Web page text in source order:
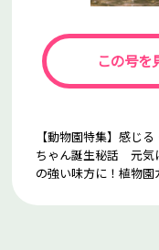
この号を
【動物園特集】感
ちゃん誕生秘話 元気
の強い味方に！植物